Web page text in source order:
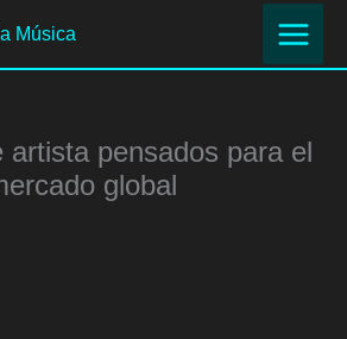
Música
artista pensados para el
global